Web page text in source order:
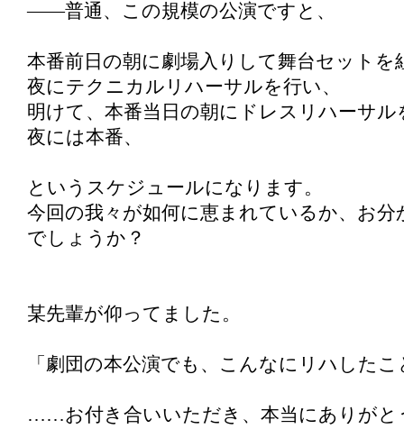
――普通、この規模の公演ですと、
本番前日の朝に劇場入りして舞台セットを
夜にテクニカルリハーサルを行い、
明けて、本番当日の朝にドレスリハーサル
夜には本番、
というスケジュールになります。
今回の我々が如何に恵まれているか、お
でしょうか？
某先輩が仰ってました。
「劇団の本公演でも、こんなにリハした
……お付き合いいただき、本当にありがと